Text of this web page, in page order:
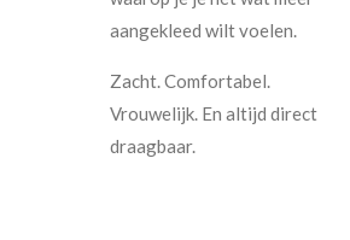
aangekleed wilt voelen.
Zacht. Comfortabel.
Vrouwelijk. En altijd direct
draagbaar.